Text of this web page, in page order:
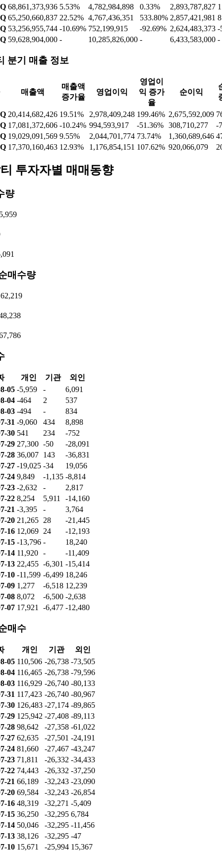
68,861,373,936 5.53% 4,782,984,898 0.33% 2,893,787,827
65,250,660,837 22.52% 4,767,436,351 533.80% 2,857,421,981
53,256,955,744 -10.69% 752,199,915 -92.69% 2,624,483,373 -
59,628,904,000 - 10,285,826,000 - 6,433,583,000 -
분기 매출 정보
매출액
매출액
증가율
영업이익
영업이
익 증가
율
순이익
20,414,682,426 19.51% 2,978,409,248 199.46% 2,675,592,009
17,081,372,606 -10.24% 994,593,917 -51.36% 308,710,277
-
19,029,091,569 9.55% 2,044,701,774 73.74% 1,360,689,646
17,370,160,463 12.93% 1,176,854,151 107.62% 920,066,079
투자자별 매매동향
량
매수량
개인 기관
외인
05 -5,959 -
6,091
04 -464 2
537
03 -494 -
834
31 -9,060 434
8,898
30 541 234
-752
29 27,300 -50
-28,091
28 36,007 143
-36,831
27 -19,025 -34
19,056
24 9,849 -1,135 -8,814
23 -2,632 -
2,817
22 8,254 5,911
-14,160
21 -3,395 -
3,764
20 21,265 28
-21,445
16 12,069 24
-12,193
15 -13,796 -
18,240
14 11,920 -
-11,409
13 22,455 -6,301 -15,414
10 -11,599 -6,499 18,246
09 1,277 -6,518 12,239
08 8,072 -6,500 -2,638
07 17,921 -6,477 -12,480
매수
개인 기관
외인
05 110,506 -26,738 -73,505
04 116,465 -26,738 -79,596
03 116,929 -26,740 -80,133
31 117,423 -26,740 -80,967
30 126,483 -27,174 -89,865
29 125,942 -27,408 -89,113
28 98,642 -27,358 -61,022
27 62,635 -27,501 -24,191
24 81,660 -27,467 -43,247
23 71,811 -26,332 -34,433
22 74,443 -26,332 -37,250
21 66,189 -32,243 -23,090
20 69,584 -32,243 -26,854
16 48,319 -32,271 -5,409
15 36,250 -32,295 6,784
14 50,046 -32,295 -11,456
13 38,126 -32,295 -47
10 15,671 -25,994 15,367